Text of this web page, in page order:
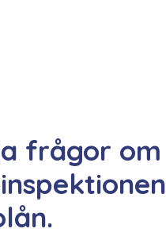
frågor om